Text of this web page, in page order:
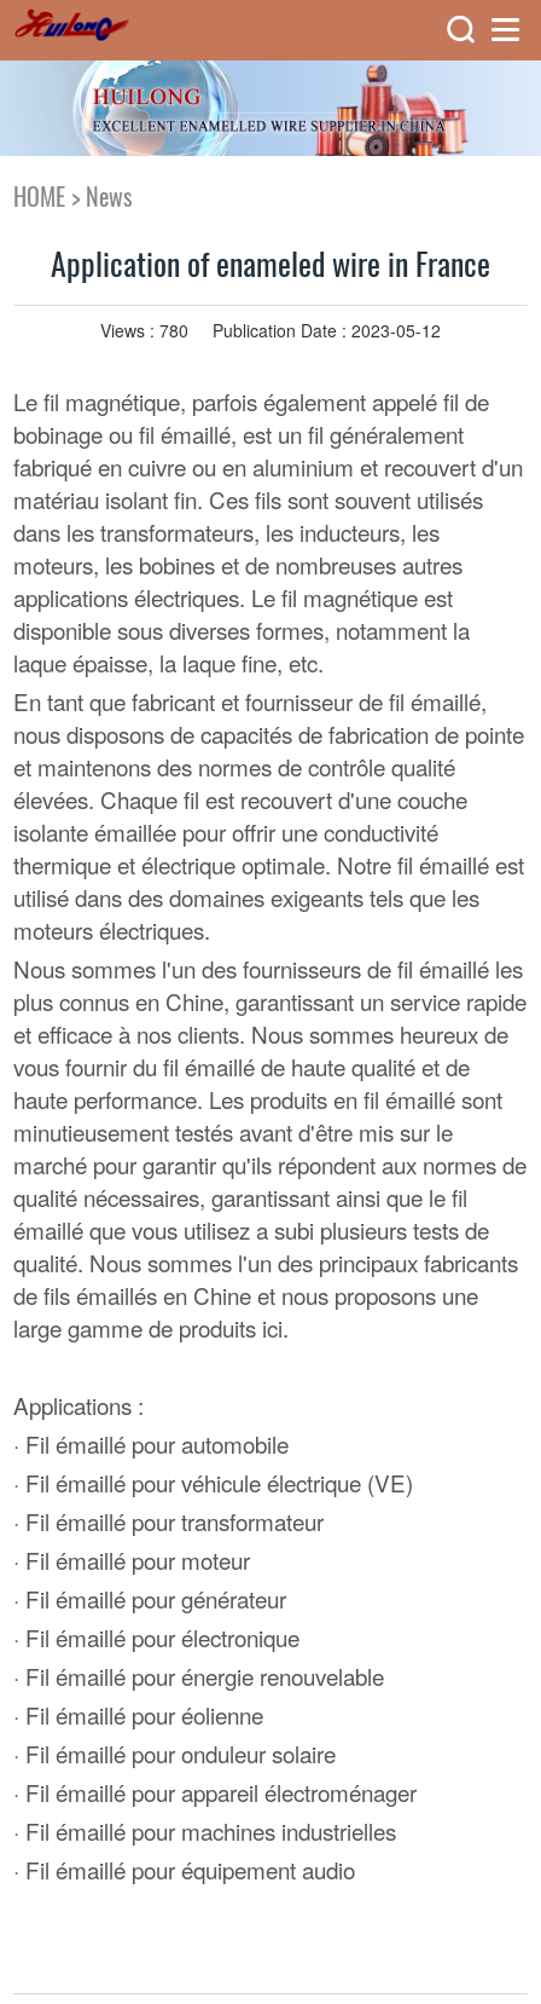
HOME > News
Application of enameled wire in France
Views : 780 Publication Date : 2023-05-12
Le fil magnétique, parfois également appelé fil de
bobinage ou fil émaillé, est un fil généralement
fabriqué en cuivre ou en aluminium et recouvert d'un
matériau isolant fin. Ces fils sont souvent utilisés
dans les transformateurs, les inducteurs, les
moteurs, les bobines et de nombreuses autres
applications électriques. Le fil magnétique est
disponible sous diverses formes, notamment la
laque épaisse, la laque fine, etc.
En tant que fabricant et fournisseur de fil émaillé,
nous disposons de capacités de fabrication de pointe
et maintenons des normes de contrôle qualité
élevées. Chaque fil est recouvert d'une couche
isolante émaillée pour offrir une conductivité
thermique et électrique optimale. Notre fil émaillé est
utilisé dans des domaines exigeants tels que les
moteurs électriques.
Nous sommes l'un des fournisseurs de fil émaillé les
plus connus en Chine, garantissant un service rapide
et efficace à nos clients. Nous sommes heureux de
vous fournir du fil émaillé de haute qualité et de
haute performance. Les produits en fil émaillé sont
minutieusement testés avant d'être mis sur le
marché pour garantir qu'ils répondent aux normes de
qualité nécessaires, garantissant ainsi que le fil
émaillé que vous utilisez a subi plusieurs tests de
qualité. Nous sommes l'un des principaux fabricants
de fils émaillés en Chine et nous proposons une
large gamme de produits ici.
Applications :
· Fil émaillé pour automobile
· Fil émaillé pour véhicule électrique (VE)
· Fil émaillé pour transformateur
· Fil émaillé pour moteur
· Fil émaillé pour générateur
· Fil émaillé pour électronique
· Fil émaillé pour énergie renouvelable
· Fil émaillé pour éolienne
· Fil émaillé pour onduleur solaire
· Fil émaillé pour appareil électroménager
· Fil émaillé pour machines industrielles
· Fil émaillé pour équipement audio